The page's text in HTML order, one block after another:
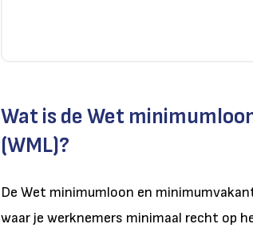
Wat is de Wet
(WML)?
De Wet minimumloon en
waar je werknemers minimaal recht op